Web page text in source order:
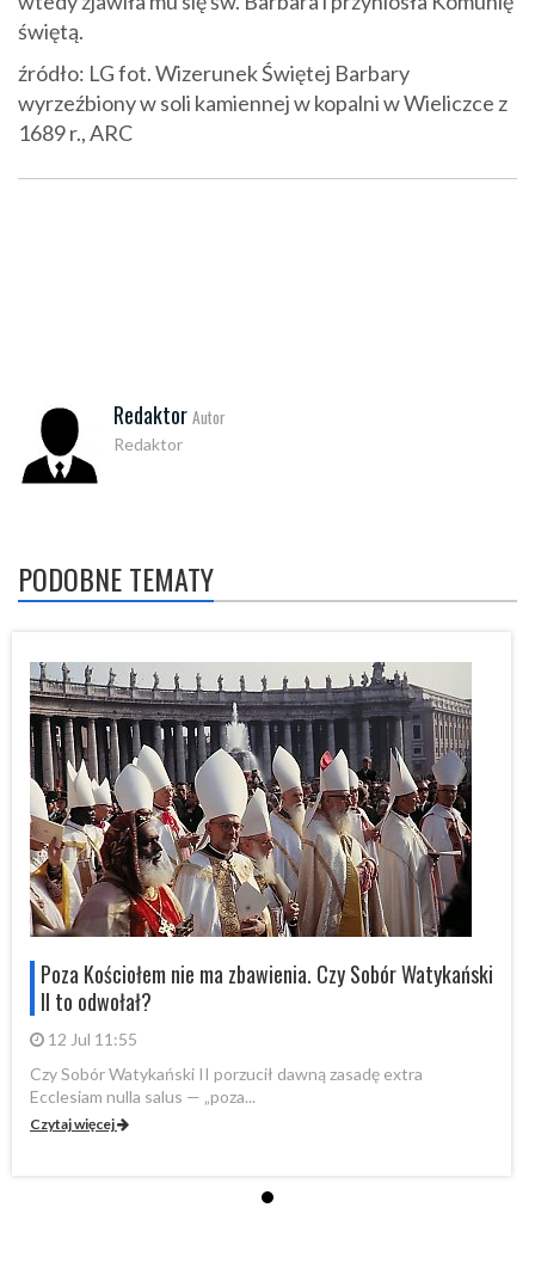
świętą.
źródło: LG fot. Wizerunek Świętej Barbary
wyrzeźbiony w soli kamiennej w kopalni w Wieliczce z
1689 r., ARC
Redaktor Autor
Redaktor
PODOBNE TEMATY
Poza Kościołem nie ma zbawienia. Czy Sobór Watykański
II to odwołał?
12 Jul 11:55
Czy Sobór Watykański II porzucił dawną zasadę extra
Ecclesiam nulla salus — „poza...
Czytaj więcej